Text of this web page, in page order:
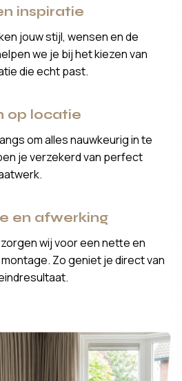
inspiratie
jouw stijl, wensen en de
we je bij het kiezen van
die echt past.
op locatie
om alles nauwkeurig in te
je verzekerd van perfect
en afwerking
wij voor een nette en
Zo geniet je direct van